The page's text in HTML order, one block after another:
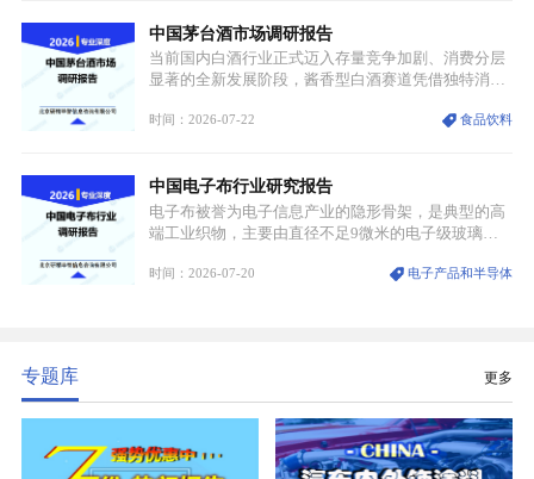
密制造流程。
中国茅台酒市场调研报告
当前国内白酒行业正式迈入存量竞争加剧、消费分层
显著的全新发展阶段，酱香型白酒赛道凭借独特消费
道。贵州茅台凭借独一无二的核心产区壁垒、刚性产
业。
时间：2026-07-22 食品饮料
中国电子布行业研究报告
电子布被誉为电子信息产业的隐形骨架，是典型的高
端工业织物，主要由直径不足9微米的电子级玻璃纤
生产制造过程中不可或缺的核心基材。电子布具备高
时间：2026-07-20 电子产品和半导体
专题库 更多